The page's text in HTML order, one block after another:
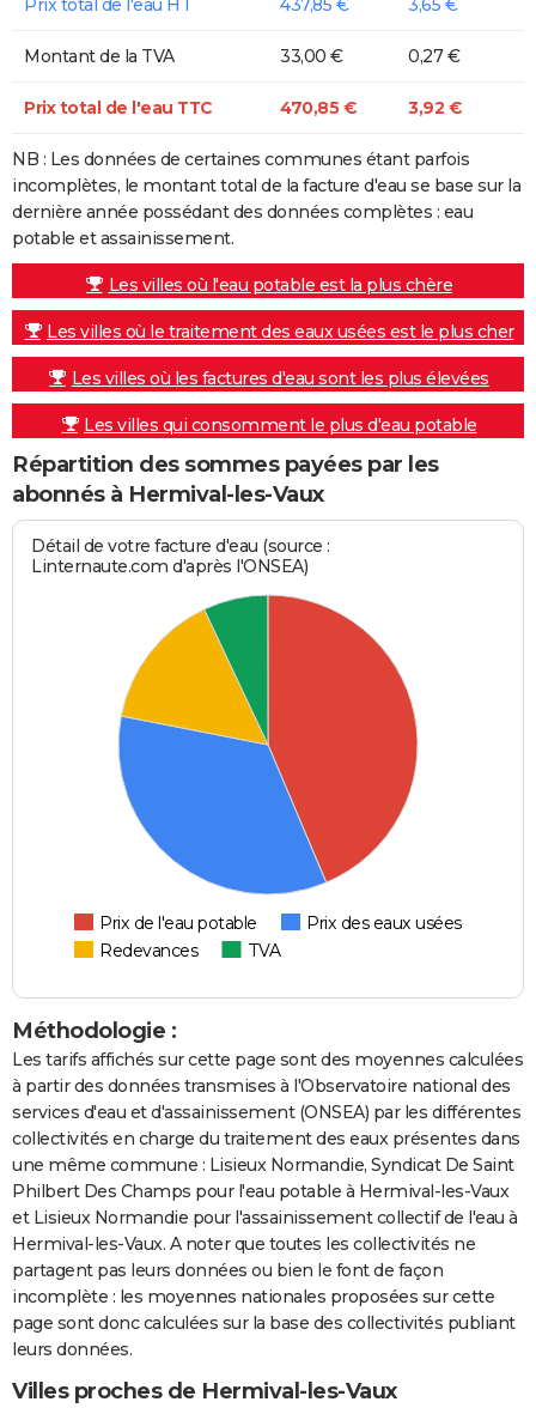
Montant de la TVA 33,00 € 0,27 €
Prix total de l'eau TTC 470,85 € 3,92 €
NB : Les données de certaines communes étant parfois
incomplètes, le montant total de la facture d'eau se base sur la
dernière année possédant des données complètes : eau
potable et assainissement.
Les villes où l'eau potable est la plus chère
Les villes où le traitement des eaux usées est le plus cher
Les villes où les factures d'eau sont les plus élevées
Les villes qui consomment le plus d'eau potable
Répartition des sommes payées par les
abonnés à Hermival-les-Vaux
Détail de votre facture d'eau (source :
Linternaute.com d'après l'ONSEA)
Prix de l'eau potable
Prix des eaux usées
Redevances
TVA
Méthodologie :
Les tarifs affichés sur cette page sont des moyennes calculées
à partir des données transmises à l'Observatoire national des
services d'eau et d'assainissement (ONSEA) par les différentes
collectivités en charge du traitement des eaux présentes dans
une même commune : Lisieux Normandie, Syndicat De Saint
Philbert Des Champs pour l'eau potable à Hermival-les-Vaux
et Lisieux Normandie pour l'assainissement collectif de l'eau à
Hermival-les-Vaux. A noter que toutes les collectivités ne
partagent pas leurs données ou bien le font de façon
incomplète : les moyennes nationales proposées sur cette
page sont donc calculées sur la base des collectivités publiant
leurs données.
Villes proches de Hermival-les-Vaux